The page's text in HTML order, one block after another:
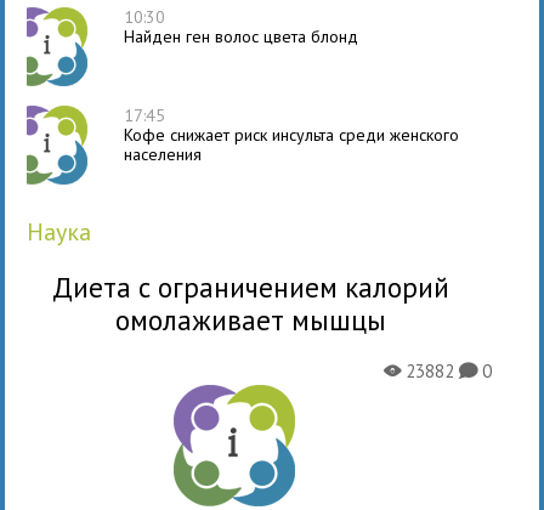
10:30
Найден ген волос цвета блонд
17:45
Кофе снижает риск инсульта среди женского
населения
наука
Диета с ограничением калорий
омолаживает мышцы
X23882K0